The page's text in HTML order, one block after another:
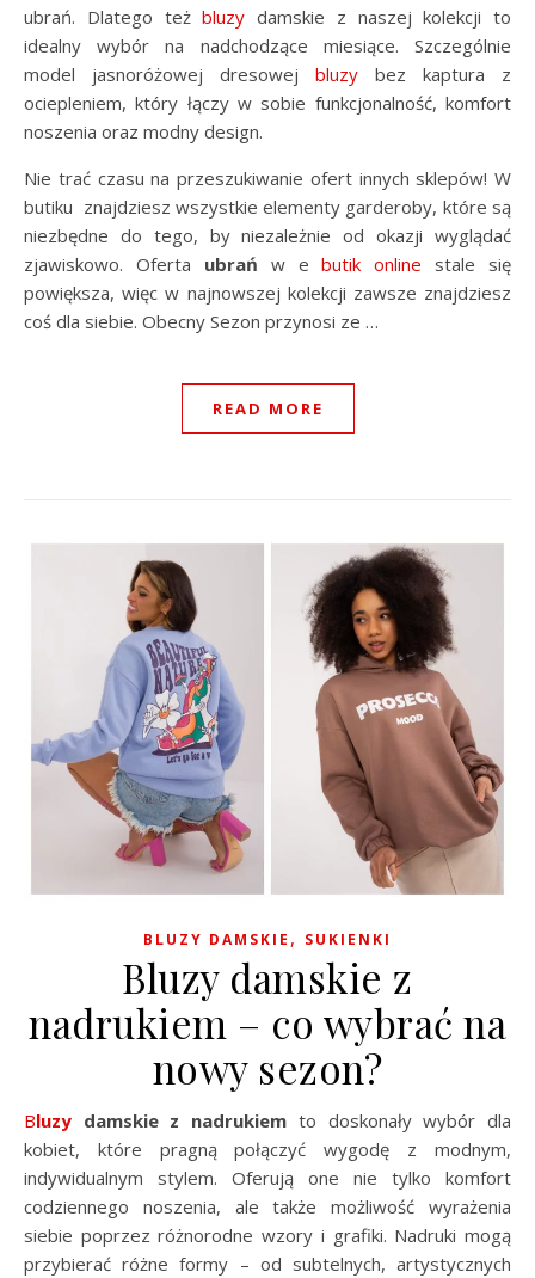
ubrań. Dlatego teżbluzy damskie z naszej kolekcji to
idealny wybór na nadchodzące miesiące. Szczególnie
model jasnoróżowej dresowej bluzy bez kaptura z
ociepleniem, który łączy w sobie funkcjonalność, komfort
noszenia oraz modny design.
Nie trać czasu na przeszukiwanie ofert innych sklepów! W
butiku znajdziesz wszystkie elementy garderoby, które są
niezbędne do tego, by niezależnie od okazji wyglądać
zjawiskowo. Oferta ubrań w ebutik online stale się
powiększa, więc w najnowszej kolekcji zawsze znajdziesz
coś dla siebie. Obecny Sezon przynosi ze …
READ MORE
BLUZY DAMSKIE , SUKIENKI
Bluzy damskie z
nadrukiem – co wybrać na
nowy sezon?
Bluzy damskie z nadrukiem to doskonały wybór dla
kobiet, które pragną połączyć wygodę z modnym,
indywidualnym stylem. Oferują one nie tylko komfort
codziennego noszenia, ale także możliwość wyrażenia
siebie poprzez różnorodne wzory i grafiki. Nadruki mogą
przybierać różne formy – od subtelnych, artystycznych